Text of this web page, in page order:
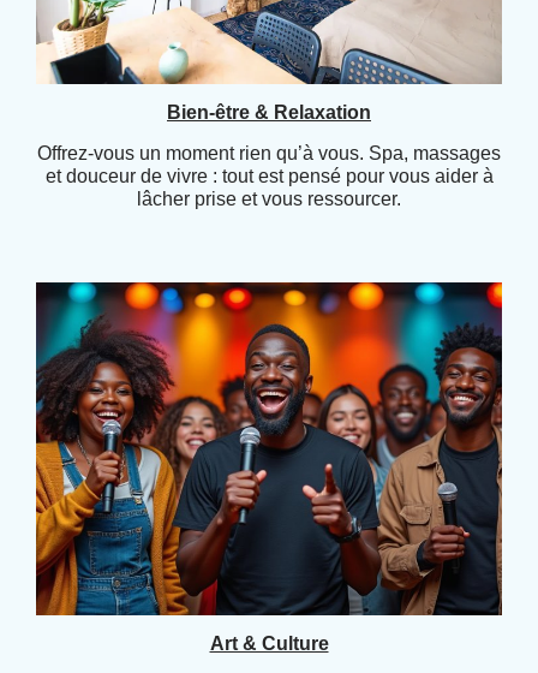
Bien-être & Relaxation
Offrez-vous un moment rien qu’à vous. Spa, massages
et douceur de vivre : tout est pensé pour vous aider à
lâcher prise et vous ressourcer.
Art & Culture